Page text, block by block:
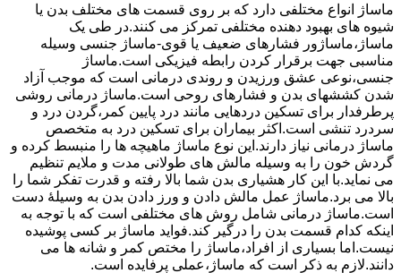
ماساژ انواع مختلفی دارد که بر روی قسمت های مختلف بدن یا
شیوه های بهبود دهنده مختلفی تمرکز می کنند.در طی یک
ماساژ،ماساژور فشارهای ضعیف یا قوی-ماساژ جنسی وسیله
مناسبی جهت برقرار کردن رابطه فیزیکی است.ماساژ
جنسی،نوعی عشق ورزیدن و روندی درمانی است که موجب آزاد
شدن کششهای بدن و فشارهای روحی است.ماساژ درمانی روشی
پرطرفدار برای تسکین دردهایی مانند درد پایین کمر،گردن درد و
سردرد تنشی است.اکثر بیماران برای تسکین درد به متخصص
ماساژ درمانی نیاز دارند.این نوع ماساژ ماهیچه ها را منبسط کرده و
گردش خون را به وسیله مالش های طولانی مدت و ملایم تنظیم
می نماید.با این کار هشیاری بدن شما بالا رفته و قدرت تفکر شما را
بالا می برد.ماساژ عمل مالش دادن و ورز دادن بدن به وسیلۀ دست
است.ماساژ درمانی شامل روش های مختلفی است که با توجه به
اینکه کدام قسمت بدن را درگیر کند.فواید ماساژ بر کسی پوشیده
نیست.اما بسیاری از افراد،ماساژ را مختص کمر و شانه ها می
دانند.لازم به ذکر است که ماساژ،عملی پرفایده است.